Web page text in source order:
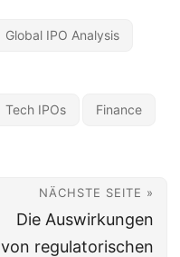
Global IPO Analysis
Tech IPOs Finance
NÄCHSTE SEITE »
Die Auswirkungen
von regulatorischen